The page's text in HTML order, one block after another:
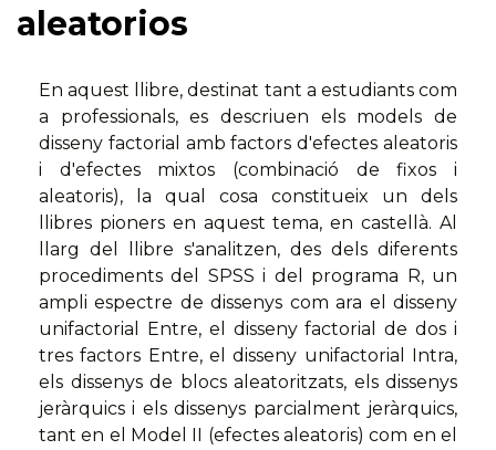
aleatorios
En aquest llibre, destinat tant a estudiants com
a professionals, es descriuen els models de
disseny factorial amb factors d'efectes aleatoris
i d'efectes mixtos (combinació de fixos i
aleatoris), la qual cosa constitueix un dels
llibres pioners en aquest tema, en castellà. Al
llarg del llibre s'analitzen, des dels diferents
procediments del SPSS i del programa R, un
ampli espectre de dissenys com ara el disseny
unifactorial Entre, el disseny factorial de dos i
tres factors Entre, el disseny unifactorial Intra,
els dissenys de blocs aleatoritzats, els dissenys
jeràrquics i els dissenys parcialment jeràrquics,
tant en el Model II (efectes aleatoris) com en el